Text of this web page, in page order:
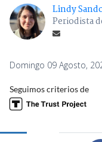
Lindy
Periodista
Domingo 09 Agosto,
Seguimos criterios de